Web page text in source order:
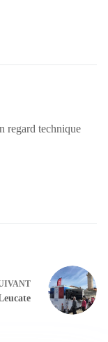
regard technique